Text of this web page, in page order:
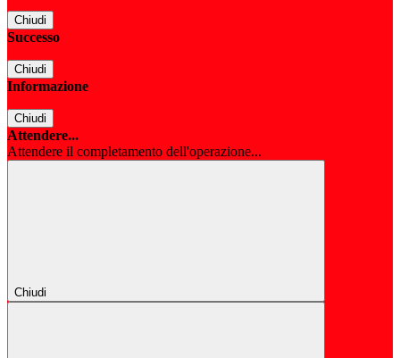
Chiudi
Successo
Chiudi
Informazione
Chiudi
Attendere...
Attendere il completamento dell'operazione...
Chiudi